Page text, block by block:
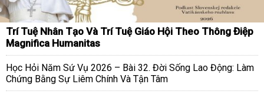
Trí Tuệ Nhân Tạo Và Trí Tuệ Giáo Hội Theo Thông Điệp
Magnifica Humanitas
Học Hỏi Năm Sứ Vụ 2026 – Bài 32. Đời Sống Lao Động: Làm
Chứng Bằng Sự Liêm Chính Và Tận Tâm